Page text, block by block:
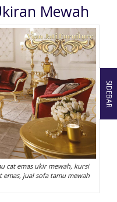
Mewah
cat emas ukir mewah, kursi
jual sofa tamu mewah
SIDEBAR